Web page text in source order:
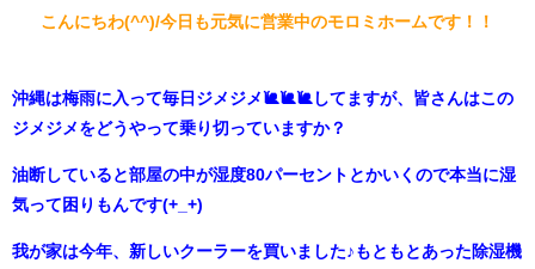
こんにちわ(^^)/今日も元気に営業中のモロミホームです！！
沖縄は梅雨に入って毎日ジメジメ🐌🐌🐌してますが、皆さんはこの
ジメジメをどうやって乗り切っていますか？
油断していると部屋の中が湿度80パーセントとかいくので本当に湿
気って困りもんです(+_+)
我が家は今年、新しいクーラーを買いました♪もともとあった除湿機